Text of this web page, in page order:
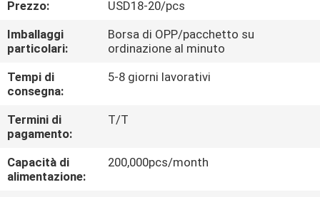
DI
QUALITÀ
CONTATTACI
NOTIZIA
CASI
Prezzo:
USD18-20/pcs
Imballaggi
particolari:
Borsa di OPP/pacchetto su
ordinazione al minuto
Tempi di
consegna:
5-8 giorni lavorativi
Termini di
pagamento:
T/T
Capacità di
alimentazione:
200,000pcs/month